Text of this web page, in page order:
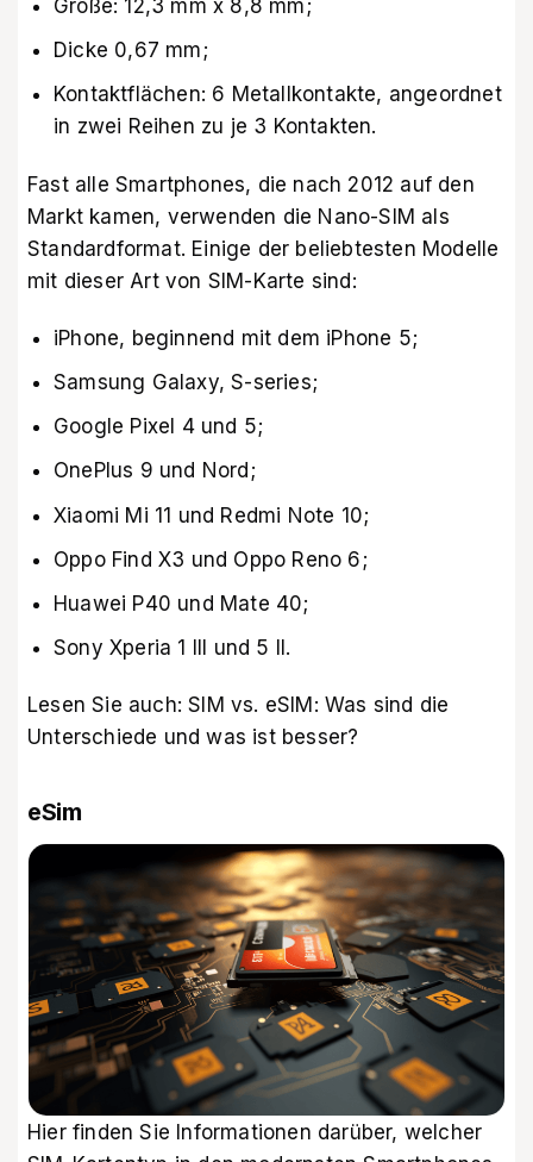
Größe: 12,3 mm x 8,8 mm;
Dicke 0,67 mm;
Kontaktflächen: 6 Metallkontakte, angeordnet
in zwei Reihen zu je 3 Kontakten.
Fast alle Smartphones, die nach 2012 auf den
Markt kamen, verwenden die Nano-SIM als
Standardformat. Einige der beliebtesten Modelle
mit dieser Art von SIM-Karte sind:
iPhone, beginnend mit dem iPhone 5;
Samsung Galaxy, S-series;
Google Pixel 4 und 5;
OnePlus 9 und Nord;
Xiaomi Mi 11 und Redmi Note 10;
Oppo Find X3 und Oppo Reno 6;
Huawei P40 und Mate 40;
Sony Xperia 1 III und 5 II.
Lesen Sie auch:SIM vs. eSIM: Was sind die
Unterschiede und was ist besser?
eSim
Hier finden Sie Informationen darüber, welcher